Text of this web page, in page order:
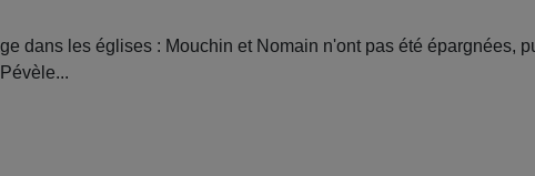
dans les églises : Mouchin et Nomain n'ont pas été épargnées,